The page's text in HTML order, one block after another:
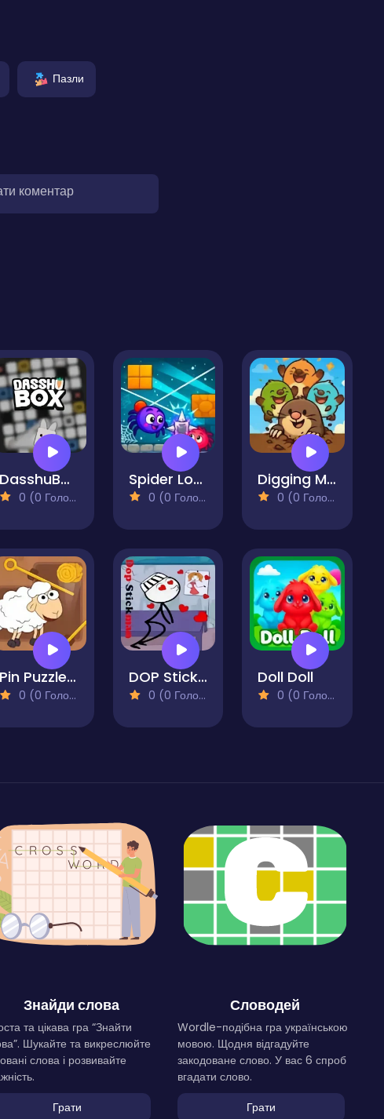
Пазли
коментар
DasshuBox Puzzle
0 (0 Голосів)
Spider Love
0 (0 Голосів)
Digging Moles
0 (0 Голосів)
Pin Puzzle Save The Sheep
0 (0 Голосів)
DOP Stickman
0 (0 Голосів)
Doll Doll
0 (0 Голосів)
Знайди слова
та цікава гра “Знайти
Шукайте та викреслюйте
слова і розвивайте
Грати
Словодей
Wordle-подібна гра українською
мовою. Щодня відгадуйте
закодоване слово. У вас 6 спроб
вгадати слово.
Грати